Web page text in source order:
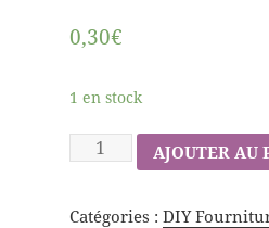
0,30€
1 en stock
AJOUTER AU
Catégories : DIY